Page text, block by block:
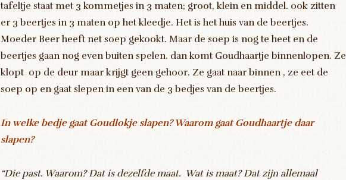
tafeltje staat met 3 kommetjes in 3 maten; groot, klein en middel. ook zitten
er 3 beertjes in 3 maten op het kleedje. Het is het huis van de beertjes.
Moeder Beer heeft net soep gekookt. Maar de soep is nog te heet en de
beertjes gaan nog even buiten spelen. dan komt Goudhaartje binnenlopen. Ze
klopt op de deur maar krijgt geen gehoor. Ze gaat naar binnen , ze eet de
soep op en gaat slepen in een van de 3 bedjes van de beertjes.
In welke bedje gaat Goudlokje slapen? Waarom gaat Goudhaartje daar
slapen?
“Die past. Waarom? Dat is dezelfde maat. Wat is maat? Dat zijn allemaal